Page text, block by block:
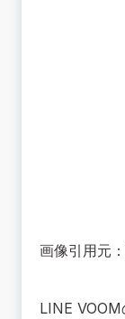
画像引用元
LINE VOOM